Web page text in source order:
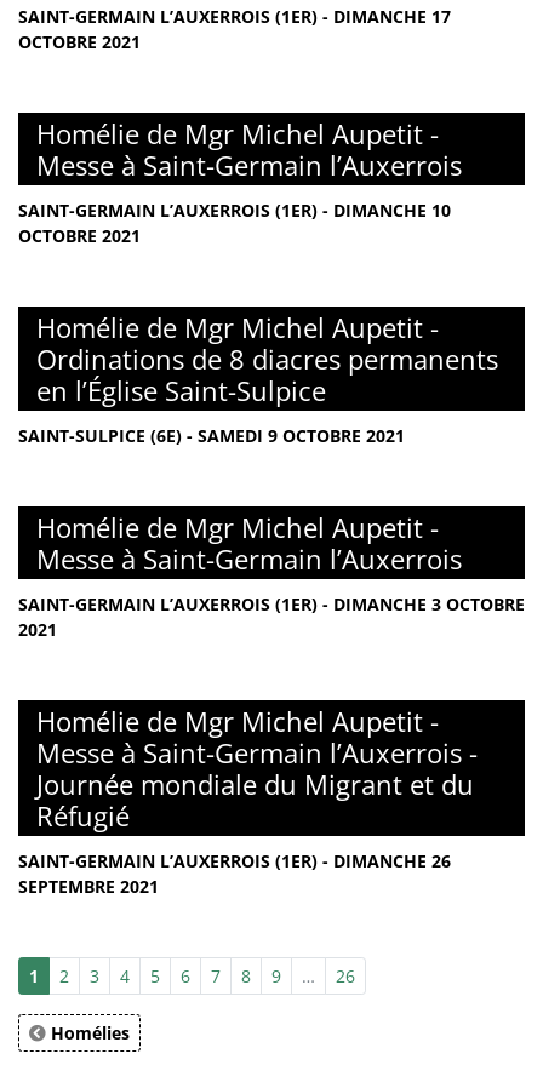
SAINT-GERMAIN L’AUXERROIS (1ER) - DIMANCHE 17
OCTOBRE 2021
Homélie de Mgr Michel Aupetit -
Messe à Saint-Germain l’Auxerrois
SAINT-GERMAIN L’AUXERROIS (1ER) - DIMANCHE 10
OCTOBRE 2021
Homélie de Mgr Michel Aupetit -
Ordinations de 8 diacres permanents
en l’Église Saint-Sulpice
SAINT-SULPICE (6E) - SAMEDI 9 OCTOBRE 2021
Homélie de Mgr Michel Aupetit -
Messe à Saint-Germain l’Auxerrois
SAINT-GERMAIN L’AUXERROIS (1ER) - DIMANCHE 3 OCTOBRE
2021
Homélie de Mgr Michel Aupetit -
Messe à Saint-Germain l’Auxerrois -
Journée mondiale du Migrant et du
Réfugié
SAINT-GERMAIN L’AUXERROIS (1ER) - DIMANCHE 26
SEPTEMBRE 2021
1 2 3 4 5 6 7 8 9 … 26
Homélies